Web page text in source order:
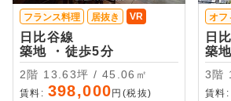
フランス料理 居抜き VR
日比谷線
築地 ・徒歩5分
2階 13.63坪 / 45.06㎡
賃料: 398,000 円(税抜)
オフ
日
賃料: